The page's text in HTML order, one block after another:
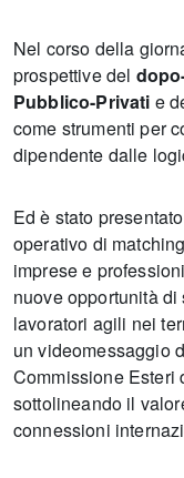
Nel corso della
prospettive del
Pubblico-Privati e
come strumenti per
dipendente dalle
Ed è stato
operativo di
imprese e
nuove opportunità
lavoratori agili nei
un videomessaggio
Commissione Esteri
sottolineando il
connessioni